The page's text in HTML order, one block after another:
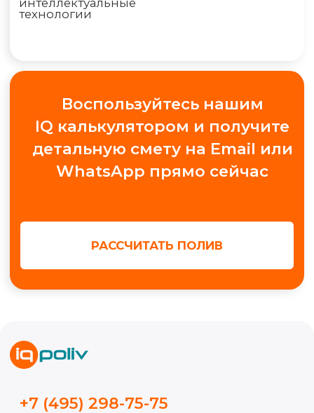
ОГРНИП 316774600130474
Проектирование
Обучение автополиву
Видео
Блог
+7
Получить консультацию